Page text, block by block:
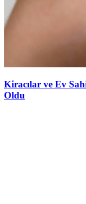
Kiracılar ve Ev
Oldu